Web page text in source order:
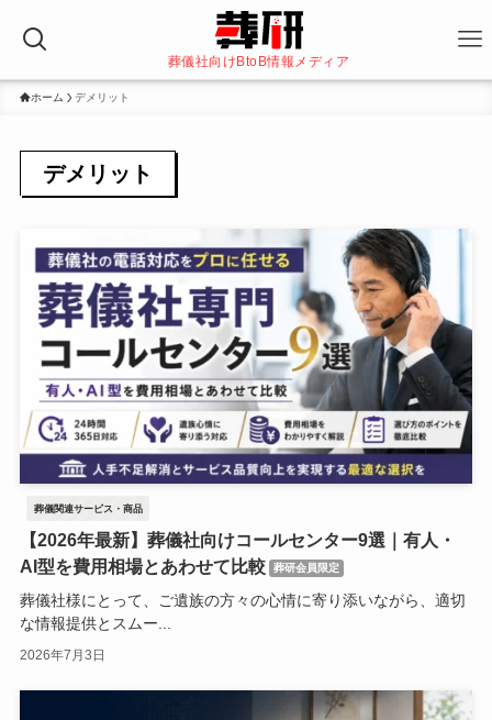
葬儀社向けBtoB情報メディア
ホーム デメリット
デメリット
葬儀関連サービス・商品
【2026年最新】葬儀社向けコールセンター9選｜有人・
AI型を費用相場とあわせて比較
葬研会員限定
葬儀社様にとって、ご遺族の方々の心情に寄り添いながら、適切
な情報提供とスムー...
2026年7月3日